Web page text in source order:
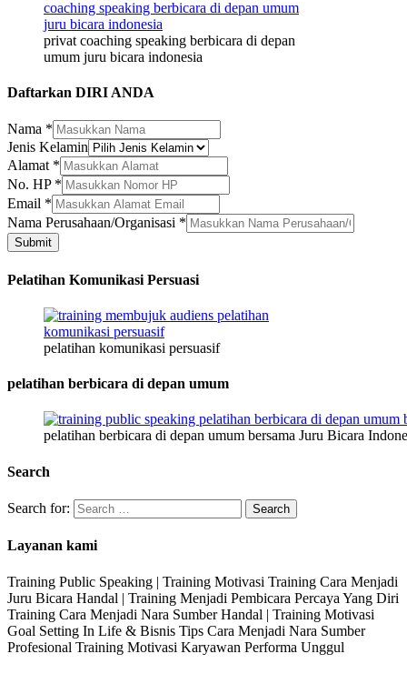
privat coaching speaking berbicara di depan
umum juru bicara indonesia
Daftarkan DIRI ANDA
Nama *
Jenis Kelamin
Alamat *
No. HP *
Email *
Perusahaan/Organisasi
Email
Jenis
Nama Perusahaan/Organisasi *
Submit
Pelatihan Komunikasi Persuasi
pelatihan komunikasi persuasif
pelatihan berbicara di depan umum
pelatihan berbicara di depan umum bersama Juru Bicara
Search
Search for:
Layanan kami
Training Public Speaking | Training Motivasi Training Cara Menjadi
Juru Bicara Handal | Training Menjadi Pembicara Percaya Yang Diri
Training Cara Menjadi Nara Sumber Handal | Training Motivasi
Goal Setting In Life & Bisnis Tips Cara Menjadi Nara Sumber
Profesional Training Motivasi Karyawan Performa Unggul